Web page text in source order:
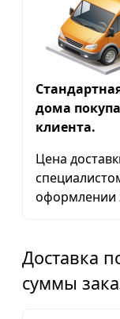
дома
клиента.
Цена
оформлении
Доставка
суммы